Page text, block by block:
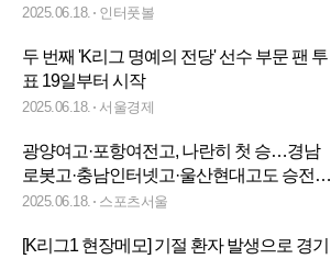
2025.06.18. 인터풋볼
두 번째 'K리그 명예의 전당' 선수 부문 팬 투
표 19일부터 시작
2025.06.18. 서울경제
광양여고·포항여전고, 나란히 첫 승…경남
로봇고·충남인터넷고·울산현대고도 승전고
[여왕기]
2025.06.18. 스포츠서울
[K리그1 현장메모] 기절 환자 발생으로 경기